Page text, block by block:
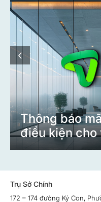
Thông báo
điều kiện cho
‹
Trụ Sở Chính
172 – 174 đường Ký Con,